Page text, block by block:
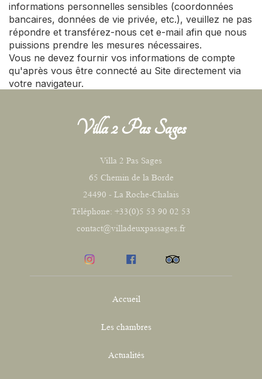
informations personnelles sensibles (coordonnées
bancaires, données de vie privée, etc.), veuillez ne pas
répondre et transférez-nous cet e-mail afin que nous
puissions prendre les mesures nécessaires.
Vous ne devez fournir vos informations de compte
qu'après vous être connecté au Site directement via
votre navigateur.
Villa 2 Pas Sages
Villa 2 Pas Sages
65 Chemin de la Borde
24490 - La Roche-Chalais
Téléphone: +33(0)5 53 90 02 53
contact@villadeuxpassages.fr
Accueil
Les chambres
Actualités